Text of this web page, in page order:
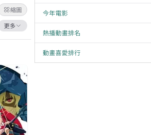
縮圖
更多
今年電影
熱播動畫排名
動畫喜愛排行